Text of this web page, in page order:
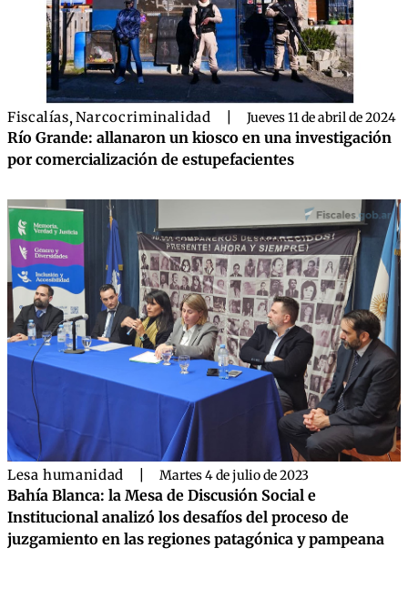
Fiscalías,Narcocriminalidad Jueves 11 de abril de 2024
Río Grande: allanaron un kiosco en una investigación
por comercialización de estupefacientes
Lesa humanidad Martes 4 de julio de 2023
Bahía Blanca: la Mesa de Discusión Social e
Institucional analizó los desafíos del proceso de
juzgamiento en las regiones patagónica y pampeana